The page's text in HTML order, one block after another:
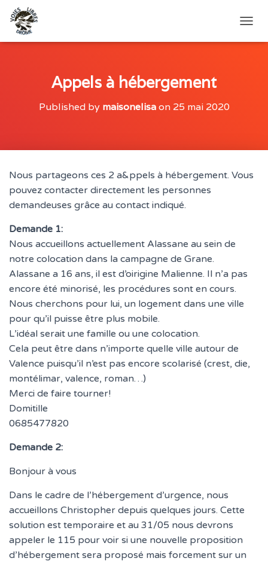
U
L
Appels à hébergement
Published by maisonelisaon 25 mai 2020
Nous partageons ces 2 a&ppels à hébergement. Vous
pouvez contacter directement les personnes
demandeuses grâce au contact indiqué.
Demande 1:
Nous accueillons actuellement Alassane au sein de
notre colocation dans la campagne de Grane.
Alassane a 16 ans, il est d’oirigine Malienne. Il n’a pas
encore été minorisé, les procédures sont en cours.
Nous cherchons pour lui, un logement dans une ville
pour qu’il puisse être plus mobile.
L’idéal serait une famille ou une colocation.
Cela peut être dans n’importe quelle ville autour de
Valence puisqu’il n’est pas encore scolarisé (crest, die,
montélimar, valence, roman…)
Merci de faire tourner!
Domitille
0685477820
Demande 2:
Bonjour à vous
Dans le cadre de l’hébergement d’urgence, nous
accueillons Christopher depuis quelques jours. Cette
solution est temporaire et au 31/05 nous devrons
appeler le 115 pour voir si une nouvelle proposition
d’hébergement sera proposé mais forcement sur un